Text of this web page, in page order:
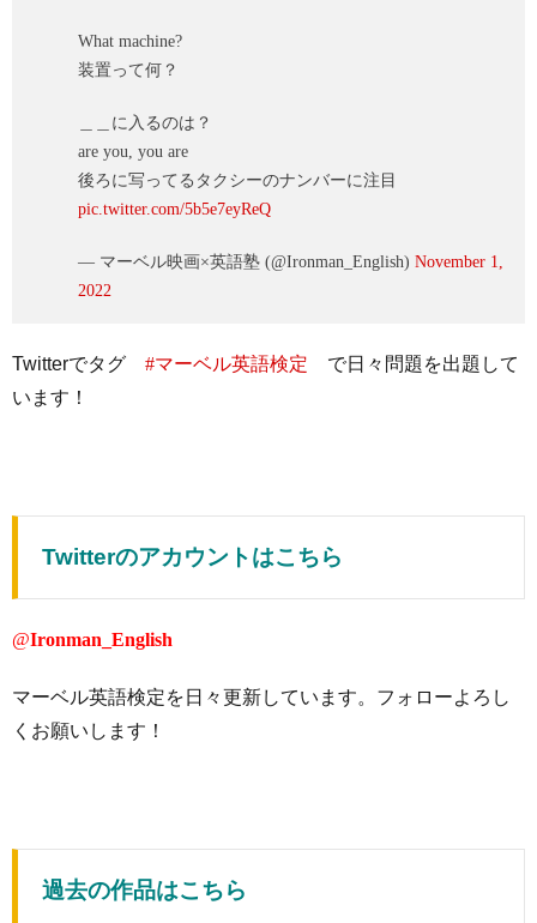
What machine?
装置って何？
＿＿に入るのは？
are you, you are
後ろに写ってるタクシーのナンバーに注目
pic.twitter.com/5b5e7eyReQ
— マーベル映画×英語塾 (@Ironman_English) November 1,
2022
Twitterでタグ #マーベル英語検定 で日々問題を出題して
います！
Twitterのアカウントはこちら
@Ironman_English
マーベル英語検定を日々更新しています。フォローよろし
くお願いします！
過去の作品はこちら